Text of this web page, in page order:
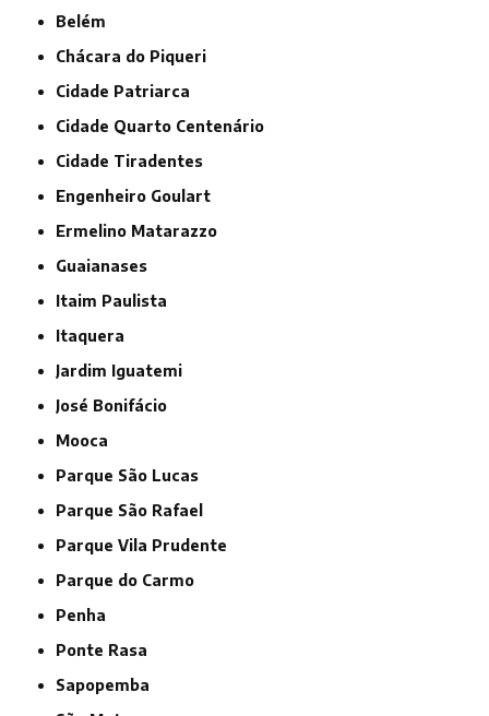
Belém
Chácara do Piqueri
Cidade Patriarca
Cidade Quarto Centenário
Cidade Tiradentes
Engenheiro Goulart
Ermelino Matarazzo
Guaianases
Itaim Paulista
Itaquera
Jardim Iguatemi
José Bonifácio
Mooca
Parque São Lucas
Parque São Rafael
Parque Vila Prudente
Parque do Carmo
Penha
Ponte Rasa
Sapopemba